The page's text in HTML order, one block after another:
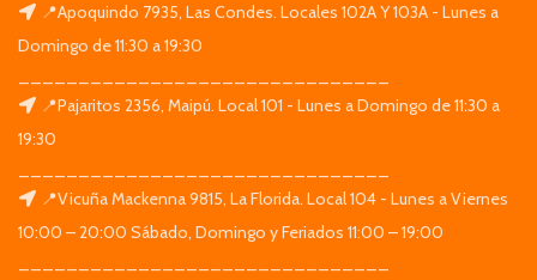
📍Apoquindo 7935, Las Condes. Locales 102A Y 103A - Lunes a
Domingo de 11:30 a 19:30
📍Pajaritos 2356, Maipú. Local 101 - Lunes a Domingo de 11:30 a
19:30
📍Vicuña Mackenna 9815, La Florida. Local 104 - Lunes a Viernes
10:00 – 20:00 Sábado, Domingo y Feriados 11:00 – 19:00